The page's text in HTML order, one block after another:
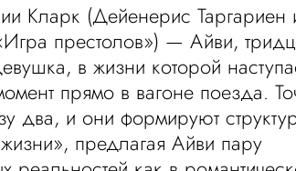
Кларк (Дейенерис Таргариен
престолов») — Айви,
в жизни которой
прямо в вагоне поезда.
два, и они формируют
предлагая Айви пару